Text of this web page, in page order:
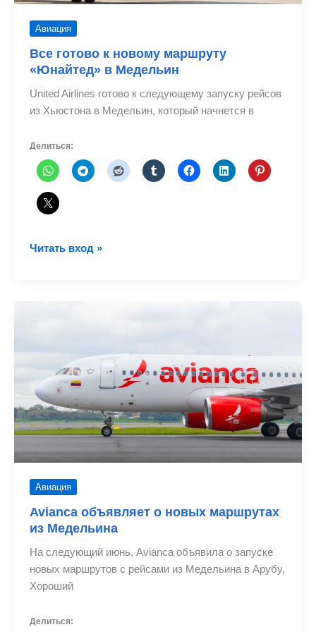
Авиация
Все готово к новому маршруту
«Юнайтед» в Медельин
United Airlines готово к следующему запуску рейсов
из Хьюстона в Медельин, который начнется в
Делиться:
Все
Медельин
Читать вход »
Авиация
Avianca объявляет о новых маршрутах
из Медельина
На следующий июнь, Avianca объявила о запуске
новых маршрутов с рейсами из Медельина в Арубу,
Хороший
Делиться: